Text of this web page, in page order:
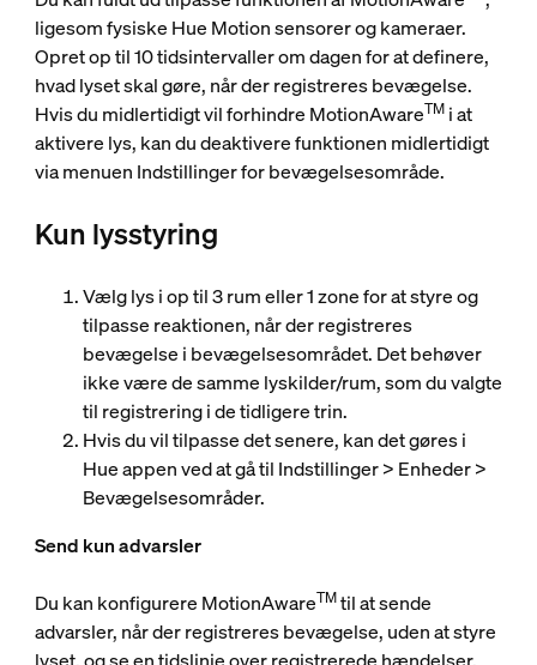
ligesom fysiske Hue Motion sensorer og kameraer.
Opret op til 10 tidsintervaller om dagen for at definere,
hvad lyset skal gøre, når der registreres bevægelse.
Hvis du midlertidigt vil forhindre MotionAwareTMi at
aktivere lys, kan du deaktivere funktionen midlertidigt
via menuen Indstillinger for bevægelsesområde.
Kun lysstyring
Vælg lys i op til 3 rum eller 1 zone for at styre og
tilpasse reaktionen, når der registreres
bevægelse i bevægelsesområdet. Det behøver
ikke være de samme lyskilder/rum, som du valgte
til registrering i de tidligere trin.
Hvis du vil tilpasse det senere, kan det gøres i
Hue appen ved at gå til Indstillinger > Enheder >
Bevægelsesområder.
Send kun advarsler
Du kan konfigurere MotionAwareTMtil at sende
advarsler, når der registreres bevægelse, uden at styre